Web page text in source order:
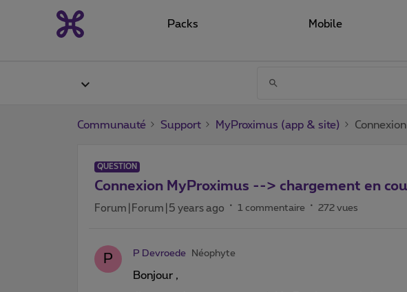
Packs Mobile
Communauté Support MyProximus (app & site)
QUESTION
Connexion MyProximus --> chargement en
Forum|Forum|5 years ago 1 commentaire 272 vues
P P Devroede Néophyte
Bonjour ,